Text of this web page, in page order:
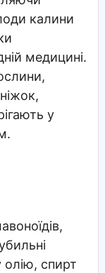
калини
медицині.
у
олію, спирт